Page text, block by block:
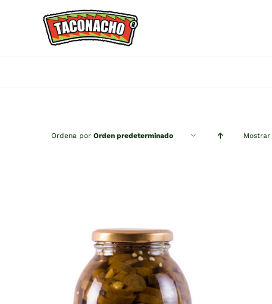
Ordena por Orden predeterminado Mostrar